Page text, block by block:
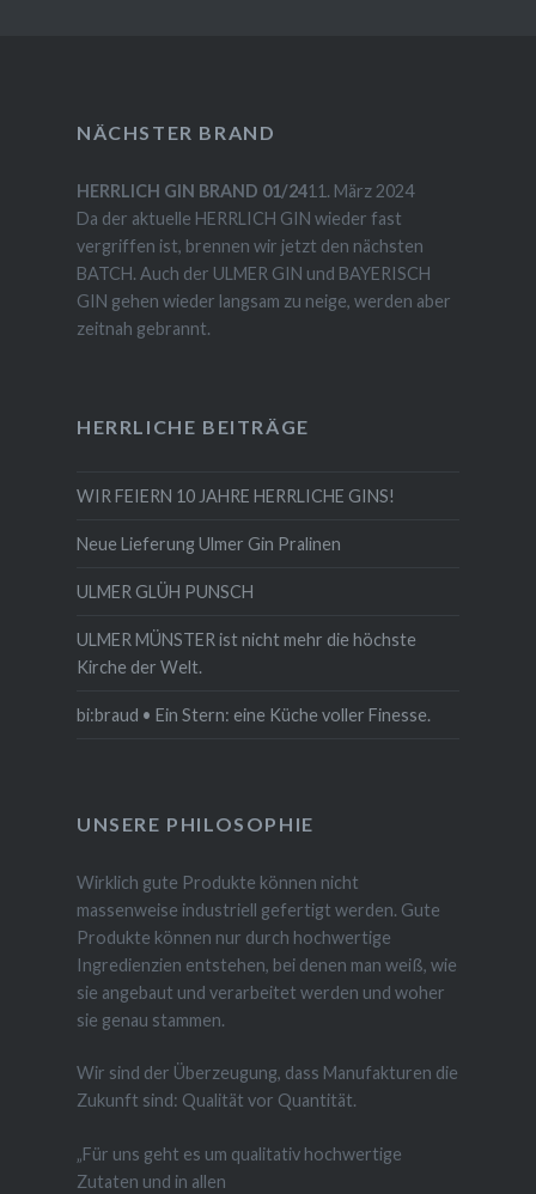
NÄCHSTER BRAND
HERRLICH GIN BRAND 01/2411. März 2024
Da der aktuelle HERRLICH GIN wieder fast
vergriffen ist, brennen wir jetzt den nächsten
BATCH. Auch der ULMER GIN und BAYERISCH
GIN gehen wieder langsam zu neige, werden aber
zeitnah gebrannt.
HERRLICHE BEITRÄGE
WIR FEIERN 10 JAHRE HERRLICHE GINS!
Neue Lieferung Ulmer Gin Pralinen
ULMER GLÜH PUNSCH
ULMER MÜNSTER ist nicht mehr die höchste
Kirche der Welt.
bi:braud • Ein Stern: eine Küche voller Finesse.
UNSERE PHILOSOPHIE
Wirklich gute Produkte können nicht
massenweise industriell gefertigt werden. Gute
Produkte können nur durch hochwertige
Ingredienzien entstehen, bei denen man weiß, wie
sie angebaut und verarbeitet werden und woher
sie genau stammen.
Wir sind der Überzeugung, dass Manufakturen die
Zukunft sind: Qualität vor Quantität.
„Für uns geht es um qualitativ hochwertige
Zutaten und in allen